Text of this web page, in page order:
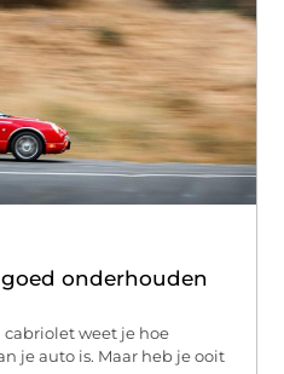
onderhouden
cabriolet weet je hoe
je auto is. Maar heb je ooit